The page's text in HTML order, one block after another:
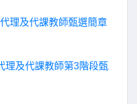
理及代課教師甄選簡章
理及代課教師第3階段甄